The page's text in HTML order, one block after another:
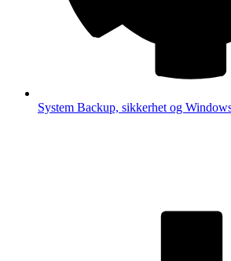
System Backup, sikkerhet og